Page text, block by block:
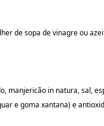
de sopa de vinagre ou
manjericão in natura, sal,
e goma xantana) e